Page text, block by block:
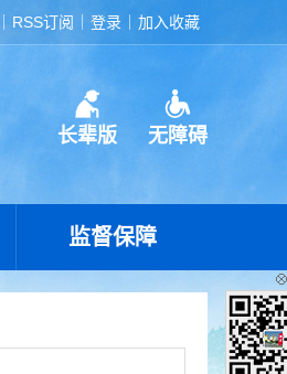
RSS订阅 登录 加入收藏
长辈版 无障碍
监督保障